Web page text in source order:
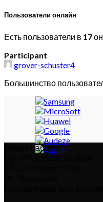
Пользователи онлайн
Есть пользователи в 17
Participant
grover-schuster4
Большинство
Время работы:
Пн – Пт: с 10:00 до 20:00